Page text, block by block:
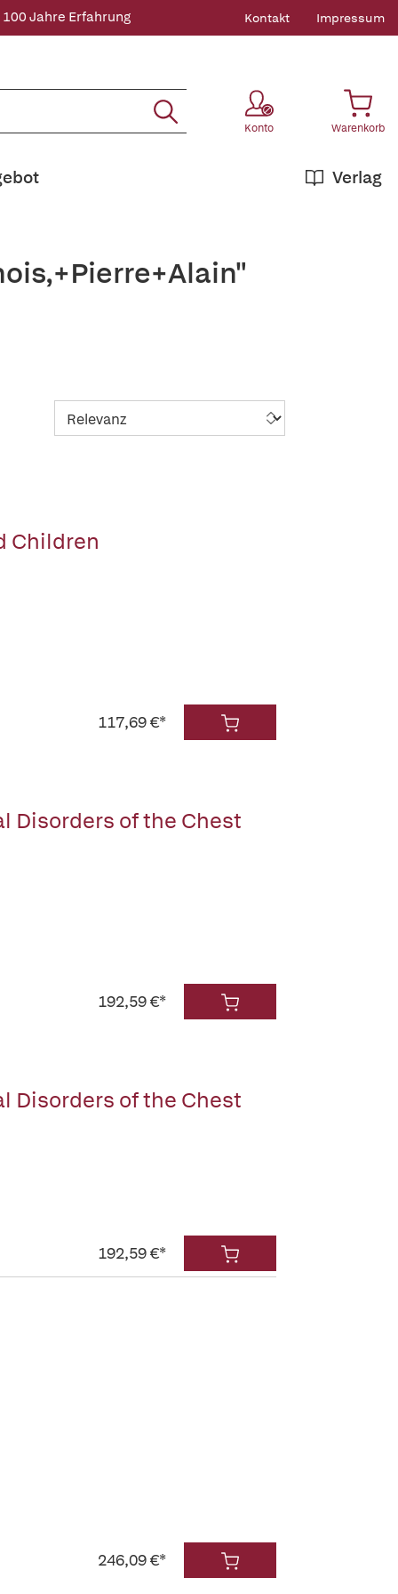
100 Jahre Erfahrung Kontakt Impressum
Konto Warenkorb
Verlag
Children
117,69 €*
Disorders of the Chest
192,59 €*
Disorders of the Chest
192,59 €*
246,09 €*